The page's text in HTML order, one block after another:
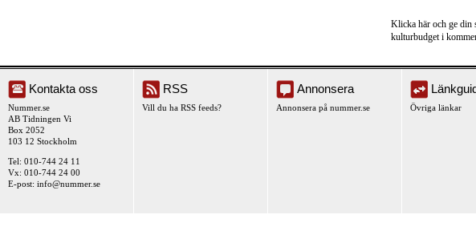
Klicka här och ge din
kulturbudget i
Kontakta oss
Nummer.se
AB Tidningen Vi
Box 2052
103 12 Stockholm
Tel: 010-744 24 11
Vx: 010-744 24 00
E-post: info@nummer.se
RSS
Vill du ha RSS feeds?
Annonsera
Annonsera på nummer.se Övriga länkar